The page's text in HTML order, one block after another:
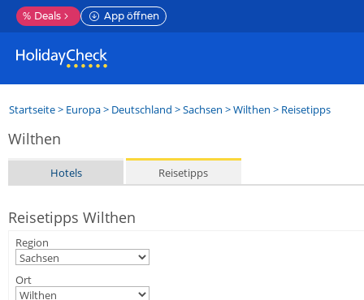
% Deals App öffnen
Startseite> Europa> Deutschland >Sachsen >Wilthen > Reisetipps
Wilthen
Hotels Reisetipps
Reisetipps Wilthen
Region
Ort